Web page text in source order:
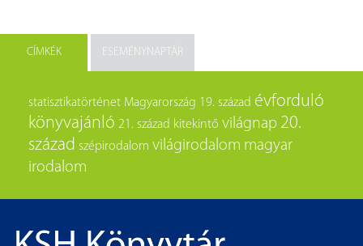
CÍMKÉK ESEMÉNYNAPTÁR
statisztikatörténet Magyarország 19. század évforduló
könyvajánló 21. század kitekintő világnap 20.
század szépirodalom világirodalom magyar
irodalom